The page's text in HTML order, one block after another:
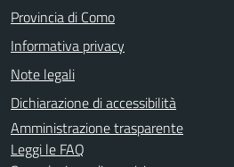
Provincia di Como
Informativa privacy
Note legali
Dichiarazione di accessibilità
Amministrazione trasparente
Leggi le FAQ